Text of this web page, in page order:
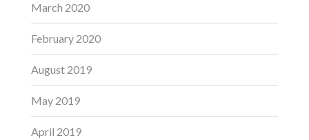
March 2020
February 2020
August 2019
May 2019
April 2019